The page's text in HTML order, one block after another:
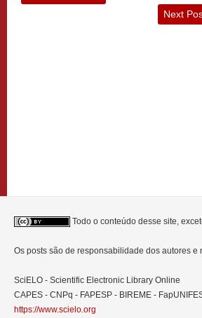
Next
Todo o conteúdo desse site,
Os posts são de responsabilidade dos autores
SciELO - Scientific Electronic Library Online
CAPES - CNPq - FAPESP - BIREME -
https://www.scielo.org